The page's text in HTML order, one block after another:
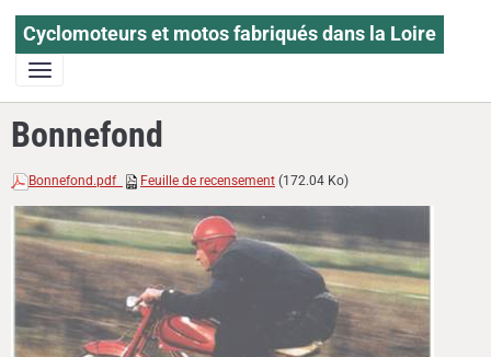
Cyclomoteurs et motos fabriqués dans la Loire
Bonnefond
Bonnefond.pdf Feuille de recensement (172.04 Ko)